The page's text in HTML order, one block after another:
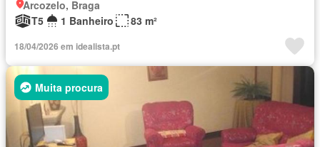
Arcozelo, Braga
T5
1 Banheiro 83 m²
18/04/2026 em idealista.pt
Muita procura